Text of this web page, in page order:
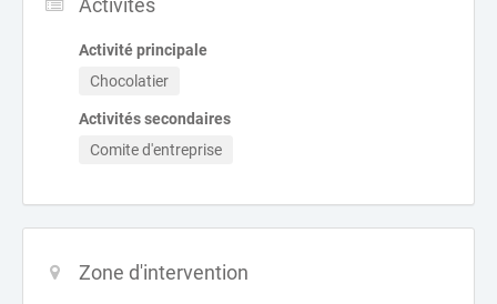
Activités
Activité principale
Chocolatier
Activités secondaires
Comite d'entreprise
Zone d'intervention